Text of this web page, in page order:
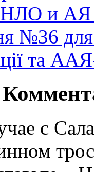
НЛО и
№36
та
с